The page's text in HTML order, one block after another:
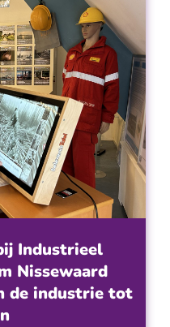
Industrieel
Nissewaard
de industrie tot